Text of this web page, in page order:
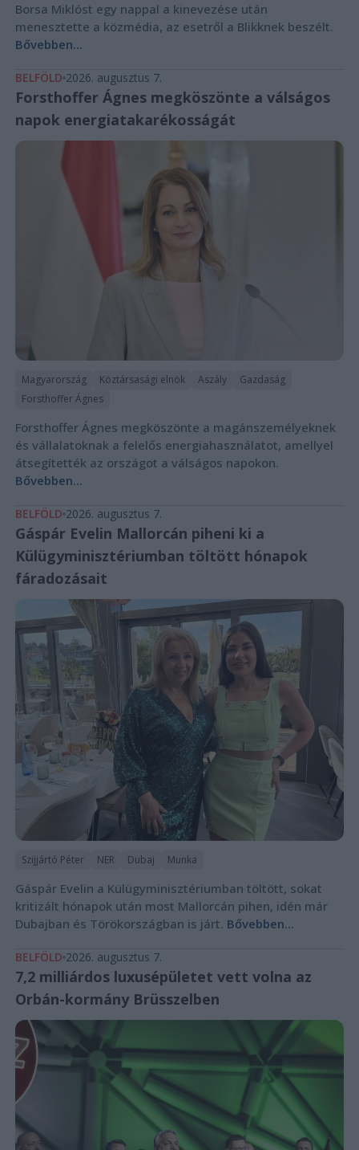
Borsa Miklóst egy nappal a kinevezése után
menesztette a közmédia, az esetről a Blikknek beszélt.
Bővebben...
BELFÖLD 2026. augusztus 7.
Forsthoffer Ágnes megköszönte a válságos
napok energiatakarékosságát
Magyarország Köztársasági elnök Aszály
Gazdaság
Forsthoffer Ágnes
Forsthoffer Ágnes megköszönte a magánszemélyeknek
és vállalatoknak a felelős energiahasználatot, amellyel
átsegítették az országot a válságos napokon.
Bővebben...
BELFÖLD 2026. augusztus 7.
Gáspár Evelin Mallorcán piheni ki a
Külügyminisztériumban töltött hónapok
fáradozásait
Szijjártó Péter NER Dubaj Munka
Gáspár Evelin a Külügyminisztériumban töltött, sokat
kritizált hónapok után most Mallorcán pihen, idén már
Dubajban és Törökországban is járt. Bővebben...
BELFÖLD 2026. augusztus 7.
7,2 milliárdos luxusépületet vett volna az
Orbán-kormány Brüsszelben